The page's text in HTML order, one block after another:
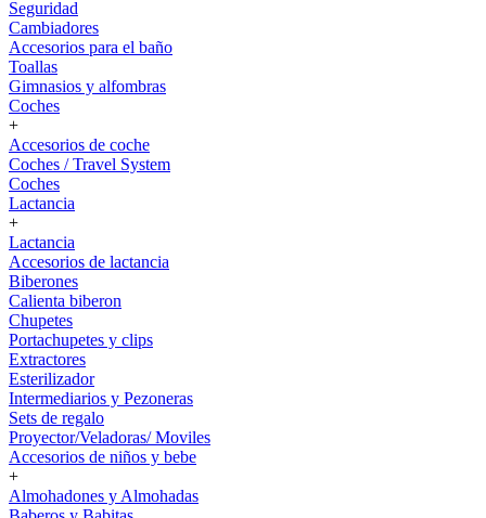
Seguridad
Cambiadores
Accesorios para el baño
Toallas
Gimnasios y alfombras
Coches
+
Accesorios de coche
Coches / Travel System
Coches
Lactancia
+
Lactancia
Accesorios de lactancia
Biberones
Calienta biberon
Chupetes
Portachupetes y clips
Extractores
Esterilizador
Intermediarios y Pezoneras
Sets de regalo
Proyector/Veladoras/ Moviles
Accesorios de niños y bebe
+
Almohadones y Almohadas